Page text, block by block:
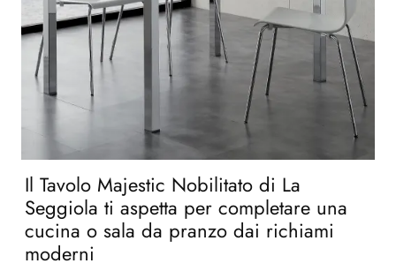
Il Tavolo Majestic Nobilitato di La
Seggiola ti aspetta per completare una
cucina o sala da pranzo dai richiami
moderni